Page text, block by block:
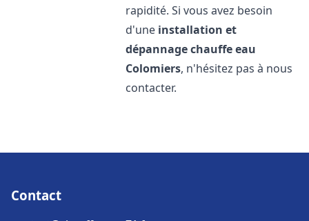
rapidité. Si vous avez besoin
d'une installation et
dépannage chauffe eau
Colomiers, n'hésitez pas à nous
contacter.
Contact